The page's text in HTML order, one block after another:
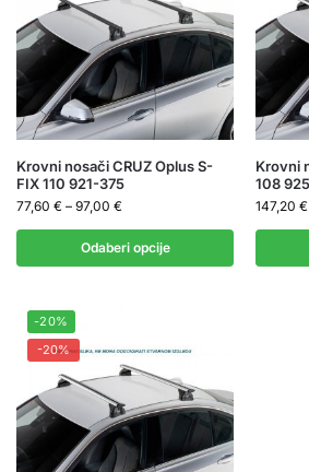
Krovni nosači CRUZ Oplus S-
FIX 110 921-375
77,60 € – 97,00 €
Odaberi opcije
Krovni
108
147,20 €
-20%
-20%